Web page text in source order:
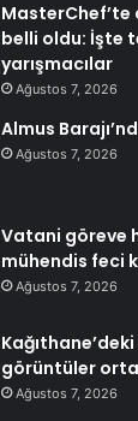
MasterChef’te
belli oldu: İşte
yarışmacılar
Ağustos 7, 2026
Almus
Ağustos 7, 2026
Vatani göreve
mühendis feci
Ağustos 7, 2026
görüntüler
Ağustos 7, 2026